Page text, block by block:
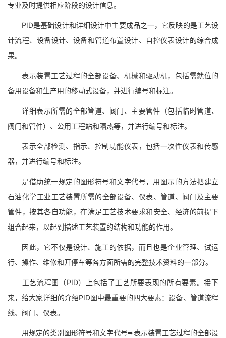
专业及时提供相应阶段的设计信息。
PID是基础设计和详细设计中主要成品之一，它反映的是工艺设
计流程、设备设计、设备和管道布置设计、自控仪表设计的综合成
果。
表示装置工艺过程的全部设备、机械和驱动机，包括需就位的
备用设备和生产用的移动式设备，并进行编号和标注。
详细表示所需的全部管道、阀门、主要管件（包括临时管道、
阀门和管件）、公用工程站和隔热等，并进行编号和标注。
表示全部检测、指示、控制功能仪表，包括一次性仪表和传感
器，并进行编号和标注。
是借助统一规定的图形符号和文字代号，用图示的方法把建立
石油化学工业工艺装置所需的全部设备、仪表、管道、阀门及主要
管件，按其各自功能，在满足工艺技术要求和安全、经济的前提下
组合起来，以起到描述工艺装置的结构和功能的作用。
因此，它不仅是设计、施工的依据，而且也是企业管理、试运
行、操作、维修和开停车等各方面所需的完整技术资料的一部分。
工艺流程图（PID）上包括了工艺所要表现的所有要素。接下
来，给大家详细的介绍PID图中最重要的四大要素：设备、管道流程
线、阀门、仪表。
用规定的类别图形符号和文字代号➨表示装置工艺过程的全部设